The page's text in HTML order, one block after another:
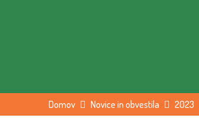
Domov Novice in obvestila 2023